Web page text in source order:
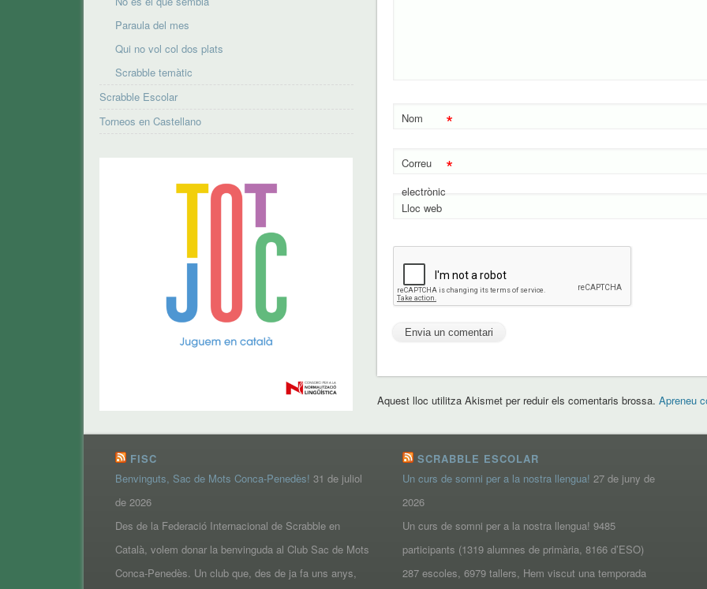
Nom *
Correu
electrònic
*
Lloc web
Aquest lloc utilitza Akismet per reduir els comentaris brossa.Apreneu
Paraula del mes
Qui no vol col dos plats
Scrabble temàtic
Scrabble Escolar
Torneos en Castellano
FISC
Benvinguts, Sac de Mots Conca-Penedès! 31 de juliol
de 2026
Des de la Federació Internacional de Scrabble en
Català, volem donar la benvinguda al Club Sac de Mots
Conca-Penedès. Un club que, des de ja fa uns anys,
SCRABBLE ESCOLAR
Un curs de somni per a la nostra llengua! 27 de juny de
2026
Un curs de somni per a la nostra llengua! 9485
participants (1319 alumnes de primària, 8166 d’ESO)
287 escoles, 6979 tallers, Hem viscut una temporada